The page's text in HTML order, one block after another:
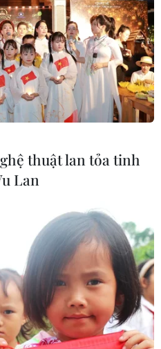
của những người phụ nữ sắp
với họ. (Nguồn: Caters News
giúp các bà mẹ kết nối được với
Caters News Agency)
(Vietnam+)
thuật lan tỏa tinh
Lan